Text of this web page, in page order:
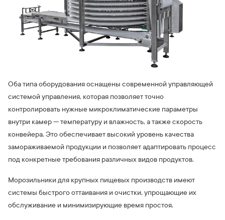
Оба типа оборудования оснащены современной управляющей
системой управления, которая позволяет точно
контролировать нужные микроклиматические параметры
внутри камер — температуру и влажность, а также скорость
конвейера. Это обеспечивает высокий уровень качества
замораживаемой продукции и позволяет адаптировать процесс
под конкретные требования различных видов продуктов.
Морозильники для крупных пищевых производств имеют
системы быстрого оттаивания и очистки, упрощающие их
обслуживание и минимизирующие время простоя.